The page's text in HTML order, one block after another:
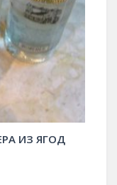
ИЗ ЯГОД